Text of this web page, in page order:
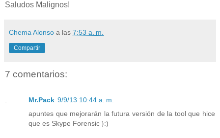
Saludos Malignos!
Chema Alonso a las 7:53 a. m.
Compartir
7 comentarios:
Mr.Pack 9/9/13 10:44 a. m.
apuntes que mejorarán la futura versión de la tool que hice
que es Skype Forensic }:)